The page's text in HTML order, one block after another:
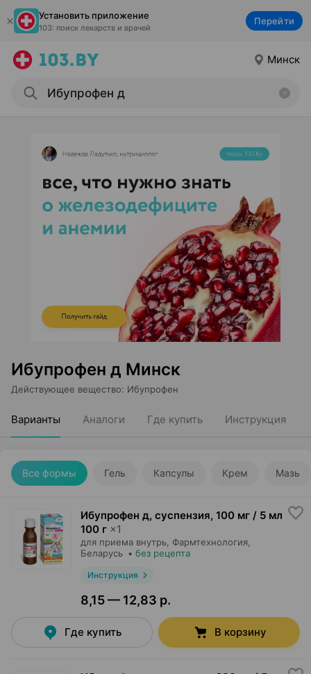
Установить приложение
103: поиск лекарств и врачей
Перейти
Минск
Ибупрофен д Минск
Действующее вещество: Ибупрофен
Варианты Аналоги Где купить Инструкция
Все формы Гель Капсулы Крем Мазь
Ибупрофен д, суспензия, 100 мг / 5 мл
100 г ×1
для приема внутрь, Фармтехнология
Беларусь • без рецепта
Инструкция
8,15 — 12,83 р.
Где купить В корзину